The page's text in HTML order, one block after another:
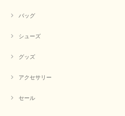
バッグ
シューズ
グッズ
アクセサリー
セール